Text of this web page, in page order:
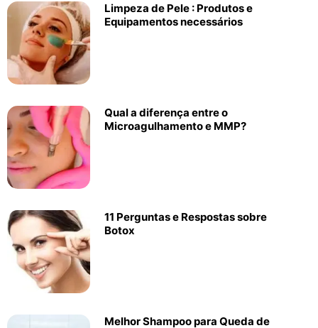
Limpeza de Pele : Produtos e
Equipamentos necessários
Qual a diferença entre o
Microagulhamento e MMP?
11 Perguntas e Respostas sobre
Botox
Melhor Shampoo para Queda de